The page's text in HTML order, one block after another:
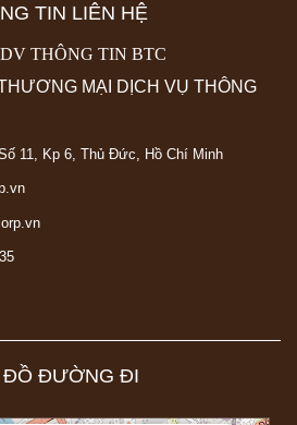
TIN LIÊN HỆ
THÔNG TIN BTC
MẠI DỊCH VỤ THÔNG
11, Kp 6, Thủ Đức, Hồ Chí Minh
ĐỒ ĐƯỜNG ĐI